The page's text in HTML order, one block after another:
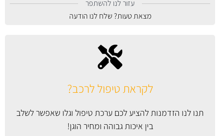
לקראת טיפול לרכב?
תנו לנו הזדמנות להציע לכם ערכת טיפול וגלו שאפשר לשלב
בין איכות גבוהה ומחיר הוגן!
עזור לנו להשתפר
מצאת טעות? שלח לנו הודעה